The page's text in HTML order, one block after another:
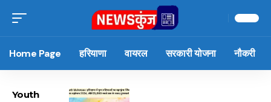
Home Page हरियाणा वायरल सरकारी योजना नौकरी
Youth